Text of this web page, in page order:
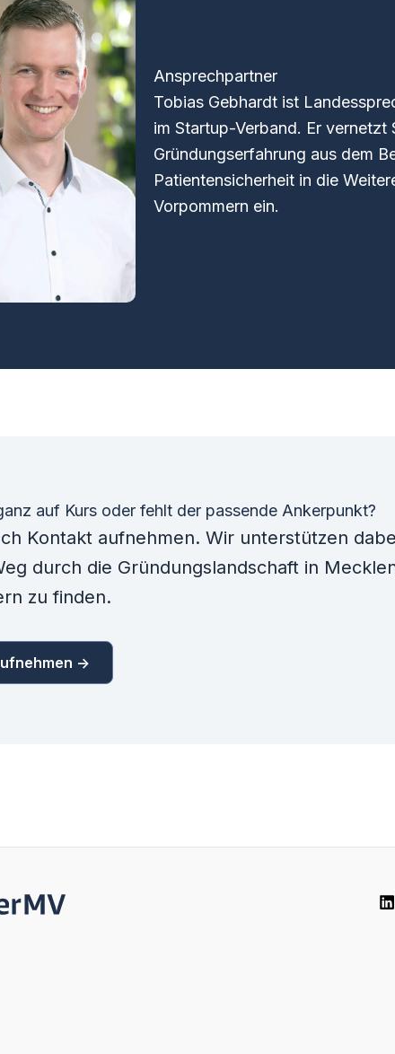
Ansprechpartner
Tobias Gebhardt ist
im Startup-Verband. Er
Gründungserfahrung aus dem
Patientensicherheit in die
Vorpommern ein.
auf Kurs oder fehlt der passende Ankerpunkt?
Kontakt aufnehmen. Wir unterstützen
durch die Gründungslandschaft in
zu finden.
->